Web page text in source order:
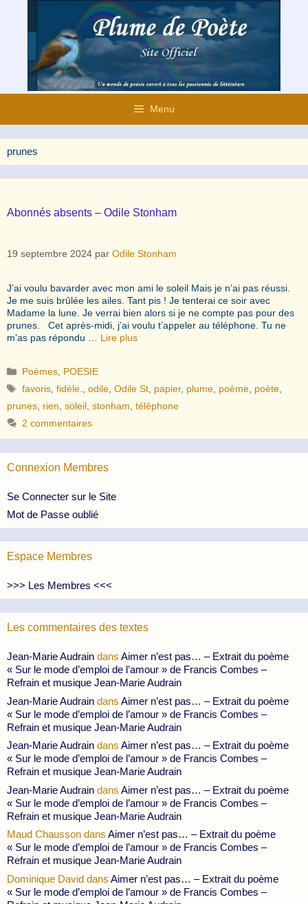
contenu
Menu
prunes
Abonnés absents – Odile Stonham
19 septembre 2024 par Odile Stonham
J’ai voulu bavarder avec mon ami le soleil Mais je n’ai pas réussi.
Je me suis brûlée les ailes. Tant pis ! Je tenterai ce soir avec
Madame la lune. Je verrai bien alors si je ne compte pas pour des
prunes. Cet après-midi, j’ai voulu t’appeler au téléphone. Tu ne
m’as pas répondu … Lire plus
Catégories
Poèmes POESIE
Étiquettes
favoris ,fidèle. ,odile ,Odile St papier, plume poème poète
prunes rien soleil stonham téléphone
2 commentaires
Connexion Membres
Se Connecter sur le Site
Mot de Passe oublié
Espace Membres
>>> Les Membres <<<
Les commentaires des textes
Jean-Marie Audrain dans Aimer n’est pas… – Extrait du poème
« Sur le mode d’emploi de l’amour » de Francis Combes –
Refrain et musique Jean-Marie Audrain
Jean-Marie Audrain dans Aimer n’est pas… – Extrait du poème
« Sur le mode d’emploi de l’amour » de Francis Combes –
Refrain et musique Jean-Marie Audrain
Jean-Marie Audrain dans Aimer n’est pas… – Extrait du poème
« Sur le mode d’emploi de l’amour » de Francis Combes –
Refrain et musique Jean-Marie Audrain
Jean-Marie Audrain dans Aimer n’est pas… – Extrait du poème
« Sur le mode d’emploi de l’amour » de Francis Combes –
Refrain et musique Jean-Marie Audrain
Maud Chausson dans Aimer n’est pas… – Extrait du poème
« Sur le mode d’emploi de l’amour » de Francis Combes –
Refrain et musique Jean-Marie Audrain
Dominique David dans Aimer n’est pas… – Extrait du poème
« Sur le mode d’emploi de l’amour » de Francis Combes –